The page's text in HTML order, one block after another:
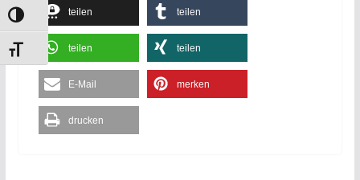
Umschalten auf hohe Kontraste
Schrift vergrößern
teilen teilen
teilen teilen
E-Mail merken
drucken